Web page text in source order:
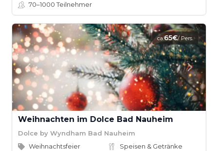
70–1000Teilnehmer
ca.65€/ Pers.
Weihnachten im Dolce Bad Nauheim
Dolce by Wyndham Bad Nauheim
Weihnachtsfeier
Speisen & Getränke